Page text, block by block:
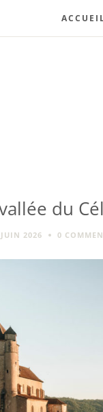
du
2026 0